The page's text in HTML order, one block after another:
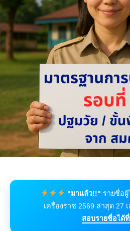
"มาแล้ว!!" รายชื่อ
เครื่องราช 2569 ล่าสุด 27
สอบรายชื่อได้